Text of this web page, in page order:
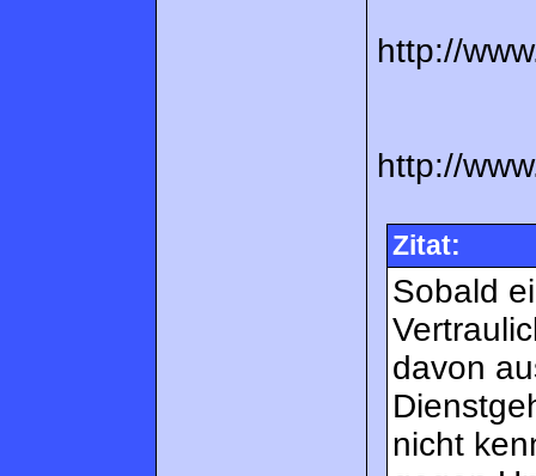
http://
http://
Zitat:
Sobald
davon
nicht